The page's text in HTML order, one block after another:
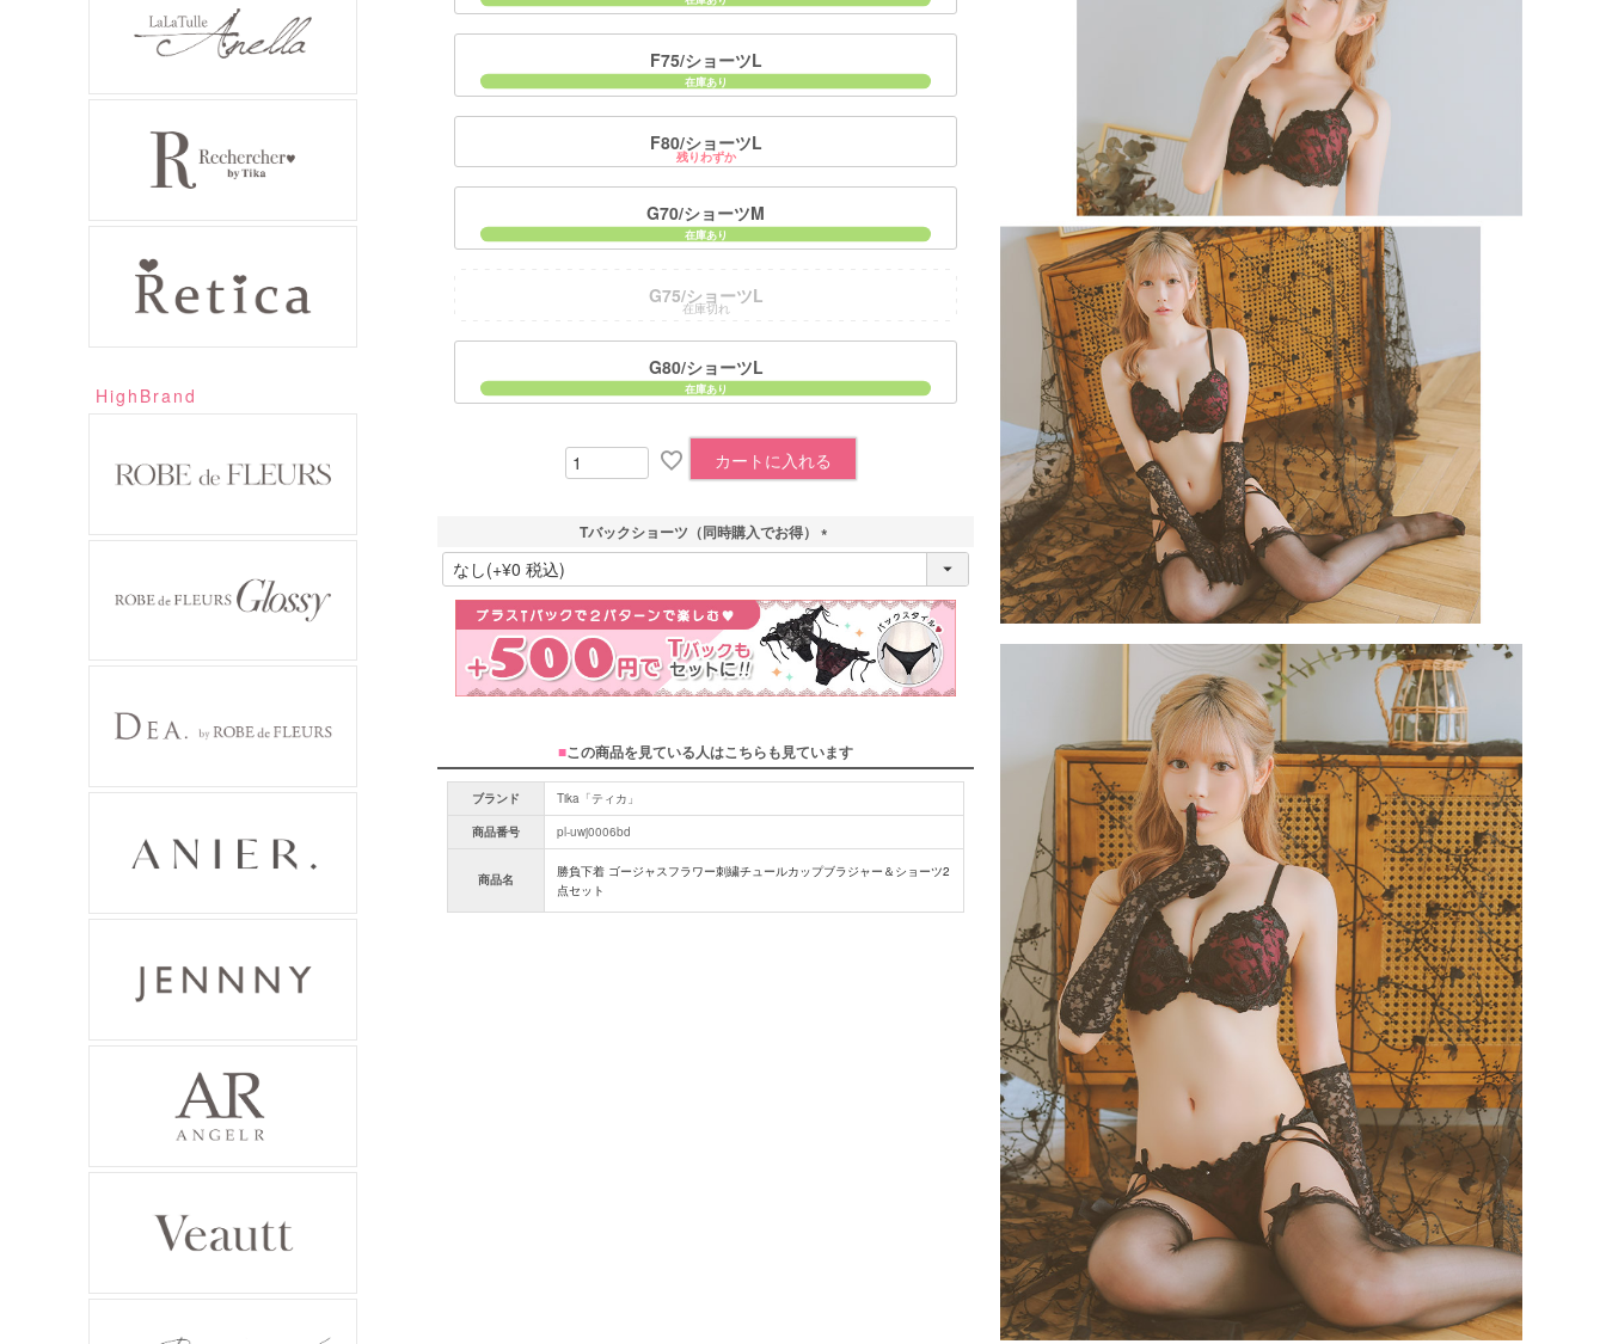
HighBrand
F75/ショーツL
F80/ショーツL
残りわずか
G70/ショーツM
G75/ショーツL
在庫切れ
G80/ショーツL
カートに入れる
Tバックショーツ（同時購入でお得）
(
必
須
)
■この商品を見ている人はこちらも見ています
ブランド
Tika「ティカ」
商品番号
pl-uwj0006bd
商品名
勝負下着 ゴージャスフラワー刺繍チュールカップブラジャー＆ショーツ2
点セット